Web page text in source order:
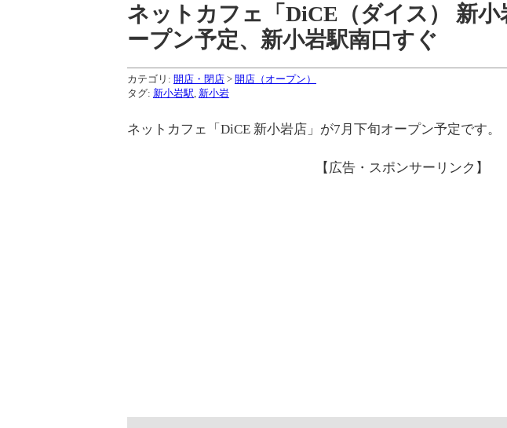
ネットカフェ「DiCE（ダイス） 新小
ープン予定、新小岩駅南口すぐ
カテゴリ: 開店・閉店 > 開店（オープン）
タグ: 新小岩駅 新小岩
ネットカフェ「DiCE 新小岩店」が7月下旬オープン予定です。
【広告・スポンサーリンク】